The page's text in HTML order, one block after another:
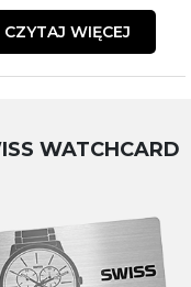
CZYTAJ WIĘCEJ
WATCHCARD